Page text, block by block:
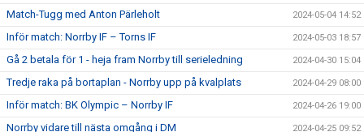
Match-Tugg med Anton Pärleholt 2024-05-04 14:52
Inför match: Norrby IF – Torns IF 2024-05-03 18:57
Gå 2 betala för 1 - heja fram Norrby till serieledning 2024-04-30 15:04
Tredje raka på bortaplan - Norrby upp på kvalplats 2024-04-29 08:00
Inför match: BK Olympic – Norrby IF 2024-04-26 19:00
Norrby vidare till nästa omgång i DM 2024-04-25 09:52